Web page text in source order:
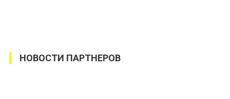
НОВОСТИ ПАРТНЕРОВ